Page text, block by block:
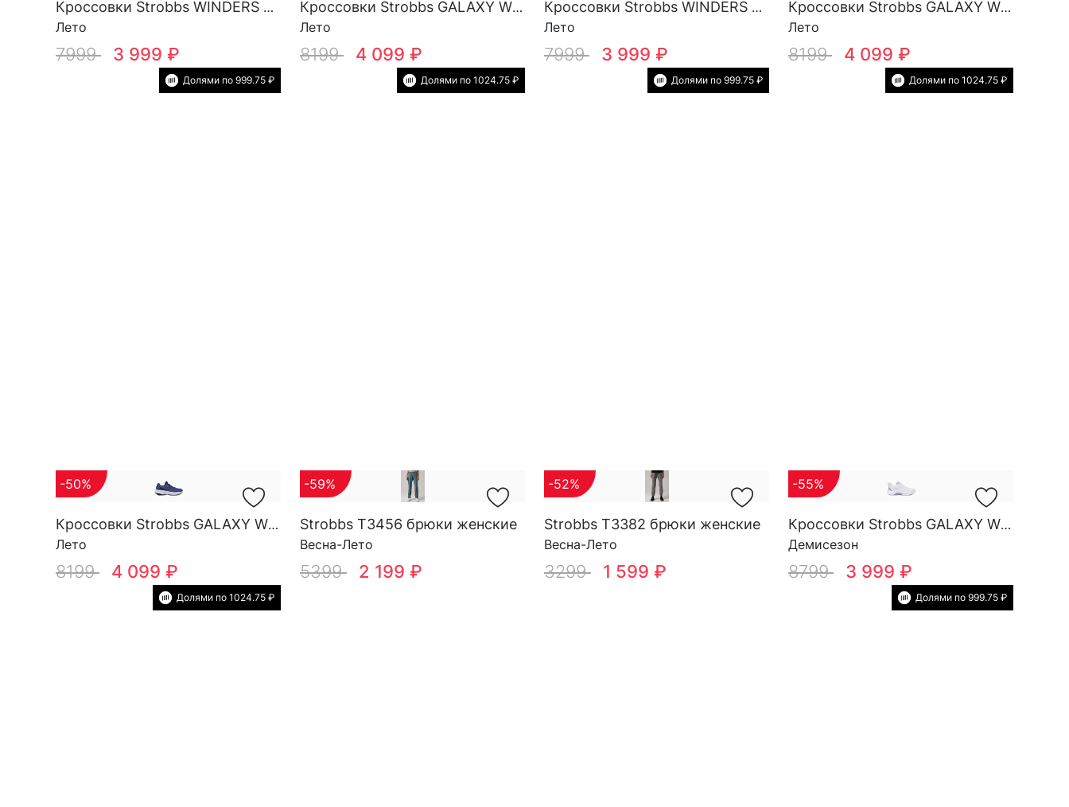
Кроссовки Strobbs WINDERS W 7732-16
Лето
7999 3 999 ₽
Долями по 999.75 ₽
Кроссовки Strobbs GALAXY W 7801-16
Лето
8199 4 099 ₽
Долями по 1024.75 ₽
Кроссовки Strobbs WINDERS W 7732-3
Лето
7999 3 999 ₽
Долями по 999.75 ₽
Кроссовки Strobbs GALAXY W 7801-4
Лето
8199 4 099 ₽
Долями по 1024.75 ₽
Кроссовки Strobbs GALAXY W 7801-2
Лето
-50%
8199 4 099 ₽
Долями по 1024.75 ₽
Strobbs T3456 брюки женские
Весна-Лето
-59%
5399 2 199 ₽
Strobbs T3382 брюки женские
Весна-Лето
-52%
3299 1 599 ₽
Кроссовки Strobbs GALAXY W 7747-6
Демисезон
-55%
8799 3 999 ₽
Долями по 999.75 ₽